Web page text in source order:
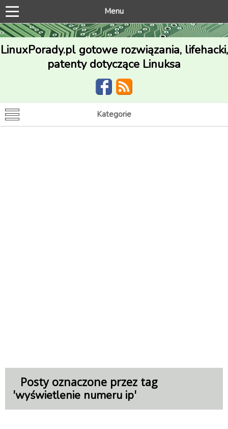
Menu
LinuxPorady.pl gotowe rozwiązania, lifehacki,
patenty dotyczące Linuksa
Kategorie
Posty oznaczone przez tag
'wyświetlenie numeru ip'